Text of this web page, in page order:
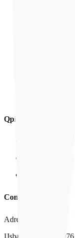
Seksuele
Sexting &
Mensenhandel
Qpido
Contact
Adres
IJsbaanpad 9-11,